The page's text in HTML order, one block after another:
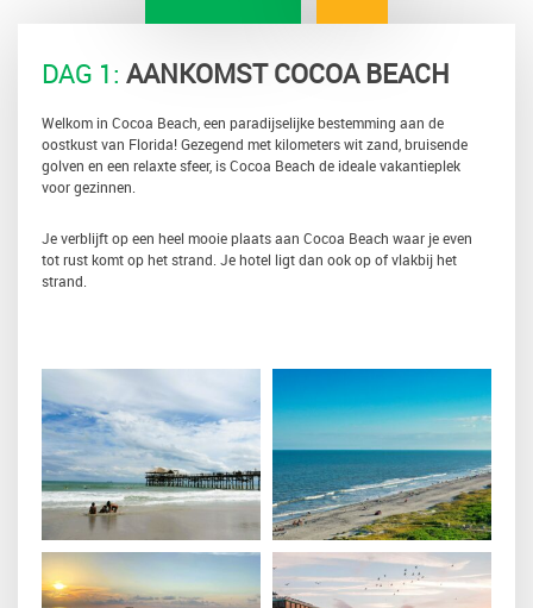
DAG 1: AANKOMST COCOA BEACH
Welkom in Cocoa Beach, een paradijselijke bestemming aan de
oostkust van Florida! Gezegend met kilometers wit zand, bruisende
golven en een relaxte sfeer, is Cocoa Beach de ideale vakantieplek
voor gezinnen.
Je verblijft op een heel mooie plaats aan Cocoa Beach waar je even
tot rust komt op het strand. Je hotel ligt dan ook op of vlakbij het
strand.